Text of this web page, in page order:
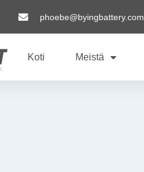
phoebe@byingbattery.com
Koti Meistä